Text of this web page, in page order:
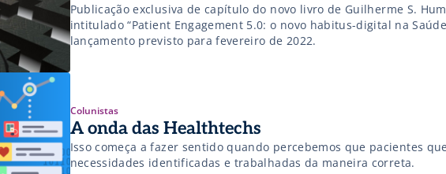
Publicação exclusiva de capítulo do novo livro de Guilherme S.
intitulado “Patient Engagement 5.0: o novo habitus-digital na
lançamento previsto para fevereiro de 2022.
Colunistas
A onda das Healthtechs
Isso começa a fazer sentido quando percebemos que pacientes
necessidades identificadas e trabalhadas da maneira correta.